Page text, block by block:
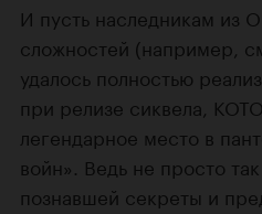
И пусть наследникам из
сложностей (например,
удалось полностью
при релизе сиквела,
легендарное место в
войн». Ведь не просто
познавшей секреты и